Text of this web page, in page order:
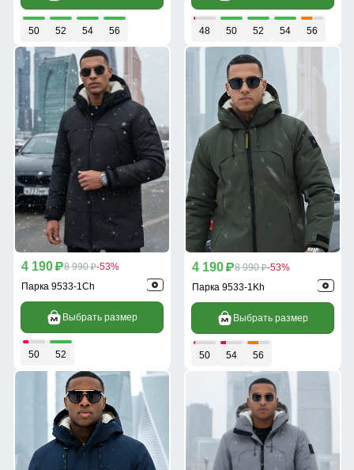
50 52 54 56 48 50 52 54 56
4 190 p8 990 p-53%
Парка 9533-1Ch
Выбрать размер
50 52
4 190 p8 990 p-53%
Парка 9533-1Kh
Выбрать размер
50 54 56